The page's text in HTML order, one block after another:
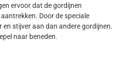
ervoor dat de gordijnen
Door de speciale
stijver aan dan andere gordijnen.
naar beneden.